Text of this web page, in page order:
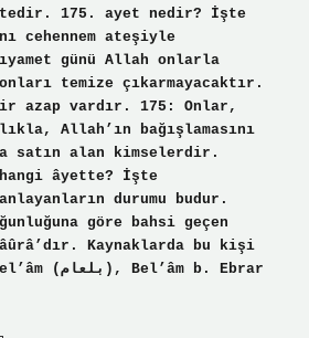
175. ayet nedir? İşte
cehennem ateşiyle
günü Allah onlarla
onları temize çıkarmayacaktır.
azap vardır. 175: Onlar,
Allah’ın bağışlamasını
satın alan kimselerdir.
hangi âyette? İşte
durumu budur.
göre bahsi geçen
Kaynaklarda bu kişi